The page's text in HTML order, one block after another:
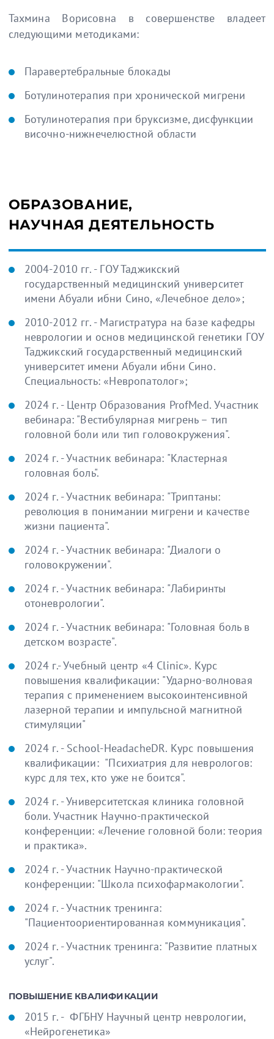
Тахмина Ворисовна в совершенстве владеет
следующими методиками:
Паравертебральные блокады
Ботулинотерапия при хронической мигрени
Ботулинотерапия при бруксизме, дисфункции
височно-нижнечелюстной области
ОБРАЗОВАНИЕ,
НАУЧНАЯ ДЕЯТЕЛЬНОСТЬ
2004-2010 гг. - ГОУ Таджикский
государственный медицинский университет
имени Абуали ибни Сино, «Лечебное дело»;
2010-2012 гг. - Магистратура на базе кафедры
неврологии и основ медицинской генетики ГОУ
Таджикский государственный медицинский
университет имени Абуали ибни Сино.
Специальность: «Невропатолог»;
2024 г. - Центр Образования ProfMed. Участник
вебинара: "Вестибулярная мигрень – тип
головной боли или тип головокружения".
2024 г. - Участник вебинара: "Кластерная
головная боль".
2024 г. - Участник вебинара: "Триптаны:
революция в понимании мигрени и качестве
жизни пациента".
2024 г. - Участник вебинара: "Диалоги о
головокружении".
2024 г. - Участник вебинара: "Лабиринты
отоневрологии".
2024 г. - Участник вебинара: "Головная боль в
детском возрасте".
2024 г.- Учебный центр «4 Clinic». Курс
повышения квалификации: "Ударно-волновая
терапия с применением высокоинтенсивной
лазерной терапии и импульсной магнитной
стимуляции"
2024 г. - School-HeadacheDR. Курс повышения
квалификации: "Психиатрия для неврологов:
курс для тех, кто уже не боится".
2024 г. - Университетская клиника головной
боли. Участник Научно-практической
конференции: «Лечение головной боли: теория
и практика».
2024 г. - Участник Научно-практической
конференции: "Школа психофармакологии".
2024 г. - Участник тренинга:
"Пациентоориентированная коммуникация".
2024 г. - Участник тренинга: "Развитие платных
услуг".
ПОВЫШЕНИЕ КВАЛИФИКАЦИИ
2015 г. - ФГБНУ Научный центр неврологии,
«Нейрогенетика»